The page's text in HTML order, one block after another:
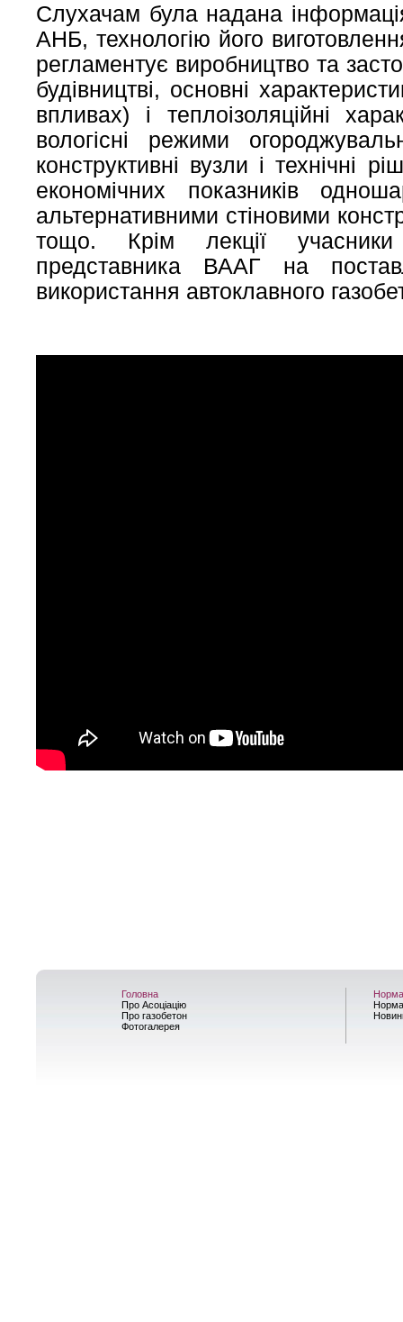
Слухачам була надана
АНБ, технологію його
регламентує виробництво та
будівництві, основні
впливах) і теплоізоляційні
вологісні режими
конструктивні вузли і технічні
економічних показників
альтернативними стіновими
тощо. Крім лекції учасники
представника ВААГ на
використання автоклавного
Головна
Про Асоціацію
Про газобетон
Фотогалерея